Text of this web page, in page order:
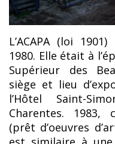
L’ACAPA (loi
1980. Elle était à
Supérieur des
siège et lieu
l’Hôtel Saint-
Charentes. 1983,
(prêt d’oeuvres